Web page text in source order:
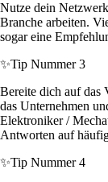
Nutze dein
Branche arbeiten.
sogar eine
✨Tip Nummer 3
Bereite dich auf das
das Unternehmen
Elektroniker /
Antworten auf
✨Tip Nummer 4